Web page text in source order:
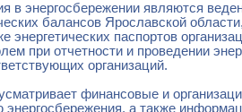
в энергосбережении являются
балансов Ярославской
энергетических паспортов
при отчетности и проведении
организаций.
финансовые и
энергосбережения, а также